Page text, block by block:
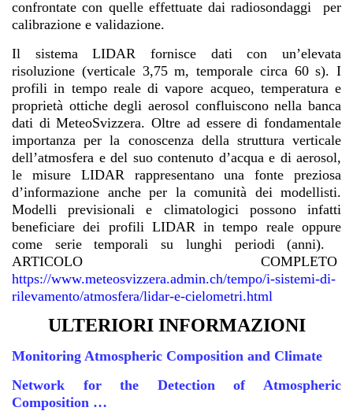
confrontate con quelle effettuate dai radiosondaggi per
calibrazione e validazione.
Il sistema LIDAR fornisce dati con un’elevata
risoluzione (verticale 3,75 m, temporale circa 60 s). I
profili in tempo reale di vapore acqueo, temperatura e
proprietà ottiche degli aerosol confluiscono nella banca
dati di MeteoSvizzera. Oltre ad essere di fondamentale
importanza per la conoscenza della struttura verticale
dell’atmosfera e del suo contenuto d’acqua e di aerosol,
le misure LIDAR rappresentano una fonte preziosa
d’informazione anche per la comunità dei modellisti.
Modelli previsionali e climatologici possono infatti
beneficiare dei profili LIDAR in tempo reale oppure
come serie temporali su lunghi periodi (anni).
ARTICOLO COMPLETO
https://www.meteosvizzera.admin.ch/tempo/i-sistemi-di-
rilevamento/atmosfera/lidar-e-cielometri.html
ULTERIORI INFORMAZIONI
Monitoring Atmospheric Composition and Climate
Network for the Detection of Atmospheric
Composition …